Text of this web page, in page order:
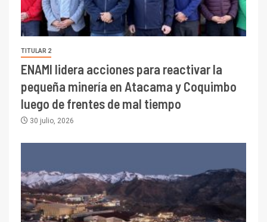
TITULAR 2
ENAMI lidera acciones para reactivar la
pequeña minería en Atacama y Coquimbo
luego de frentes de mal tiempo
30 julio, 2026